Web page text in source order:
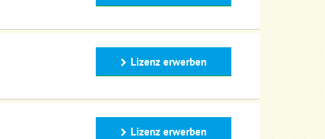
Lizenz erwerben
Lizenz erwerben